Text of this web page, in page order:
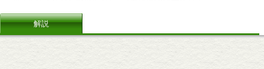
解説